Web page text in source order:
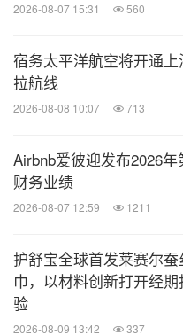
相关股票：
NASDAQ:MAR
微信
业、
酒店
关键词：
2026-08-07 15:31 560
宿务太平洋航空将开通
拉航线
2026-08-08 10:07 713
Airbnb爱彼迎发布2026年
财务业绩
2026-08-07 12:59 1211
护舒宝全球首发莱赛尔蚕
巾，以材料创新打开经
验
2026-08-09 13:42 337